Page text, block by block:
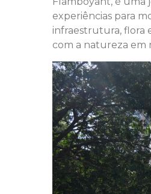
experiências para
infraestrutura, flora
com a natureza em